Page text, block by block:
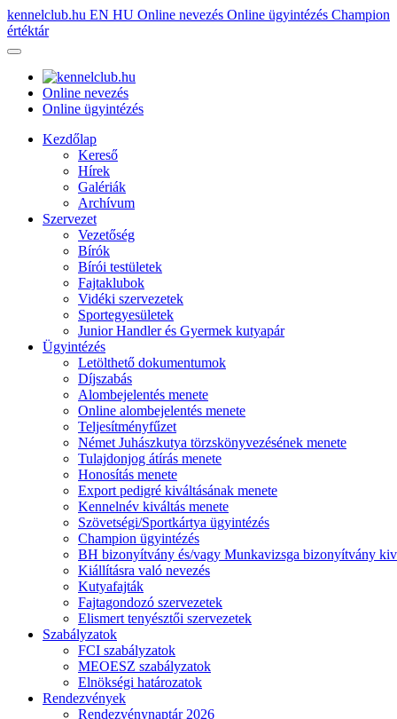
kennelclub.hu EN HU Online nevezés Online ügyintézés Champion
értéktár
Online nevezés
Online ügyintézés
Kezdőlap
Kereső
Hírek
Galériák
Archívum
Szervezet
Vezetőség
Bírók
Bírói testületek
Fajtaklubok
Vidéki szervezetek
Sportegyesületek
Junior Handler és Gyermek kutyapár
Ügyintézés
Letölthető dokumentumok
Díjszabás
Alombejelentés menete
Online alombejelentés menete
Teljesítményfűzet
Német Juhászkutya törzskönyvezésének menete
Tulajdonjog átírás menete
Honosítás menete
Export pedigré kiváltásának menete
Kennelnév kiváltás menete
Szövetségi/Sportkártya ügyintézés
Champion ügyintézés
BH bizonyítvány és/vagy Munkavizsga bizonyítvány
Kiállításra való nevezés
Kutyafajták
Fajtagondozó szervezetek
Elismert tenyésztői szervezetek
Szabályzatok
FCI szabályzatok
MEOESZ szabályzatok
Elnökségi határozatok
Rendezvények
Rendezvénynaptár 2026